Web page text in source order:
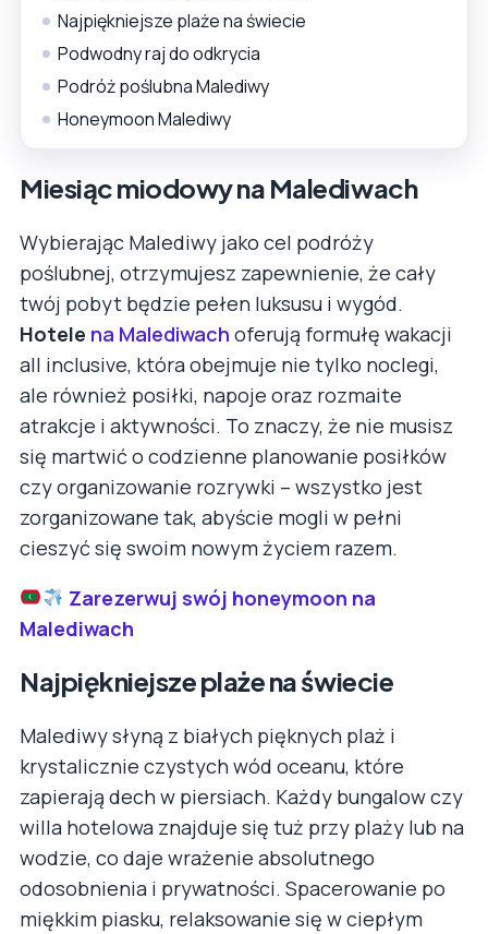
Najpiękniejsze plaże na świecie
Podwodny raj do odkrycia
Podróż poślubna Malediwy
Honeymoon Malediwy
Miesiąc miodowy na Malediwach
Wybierając Malediwy jako cel podróży
poślubnej, otrzymujesz zapewnienie, że cały
twój pobyt będzie pełen luksusu i wygód.
Hotele na Malediwach oferują formułę wakacji
all inclusive, która obejmuje nie tylko noclegi,
ale również posiłki, napoje oraz rozmaite
atrakcje i aktywności. To znaczy, że nie musisz
się martwić o codzienne planowanie posiłków
czy organizowanie rozrywki – wszystko jest
zorganizowane tak, abyście mogli w pełni
cieszyć się swoim nowym życiem razem.
Zarezerwuj swój honeymoon na
Malediwach
Najpiękniejsze plaże na świecie
Malediwy słyną z białych pięknych plaż i
krystalicznie czystych wód oceanu, które
zapierają dech w piersiach. Każdy bungalow czy
willa hotelowa znajduje się tuż przy plaży lub na
wodzie, co daje wrażenie absolutnego
odosobnienia i prywatności. Spacerowanie po
miękkim piasku, relaksowanie się w ciepłym